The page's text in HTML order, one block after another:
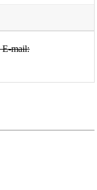
mail: